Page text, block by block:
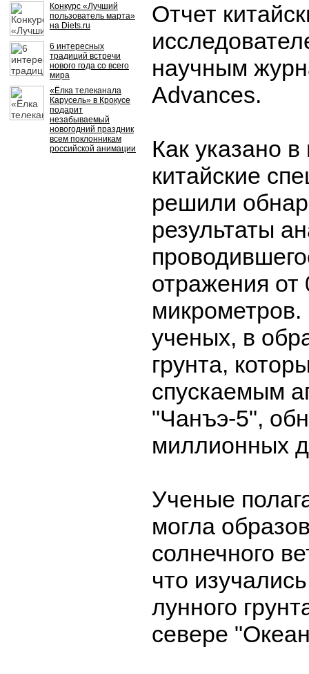
Конкурс «Лучший
пользователь марта»
на Diets.ru
6 интересных
традиций встречи
нового года со всего
мира
«Ёлка телеканала
Карусель» в Крокусе
подарит
незабываемый
новогодний праздник
всем поклонникам
российской анимации
Отчет
научным
Advances.
Как указано
китайские
решили
результаты
отражения от
ученых, в
грунта,
спускаемым
"Чанъэ-5",
миллионных
Ученые
могла
солнечного
что
лунного
севере